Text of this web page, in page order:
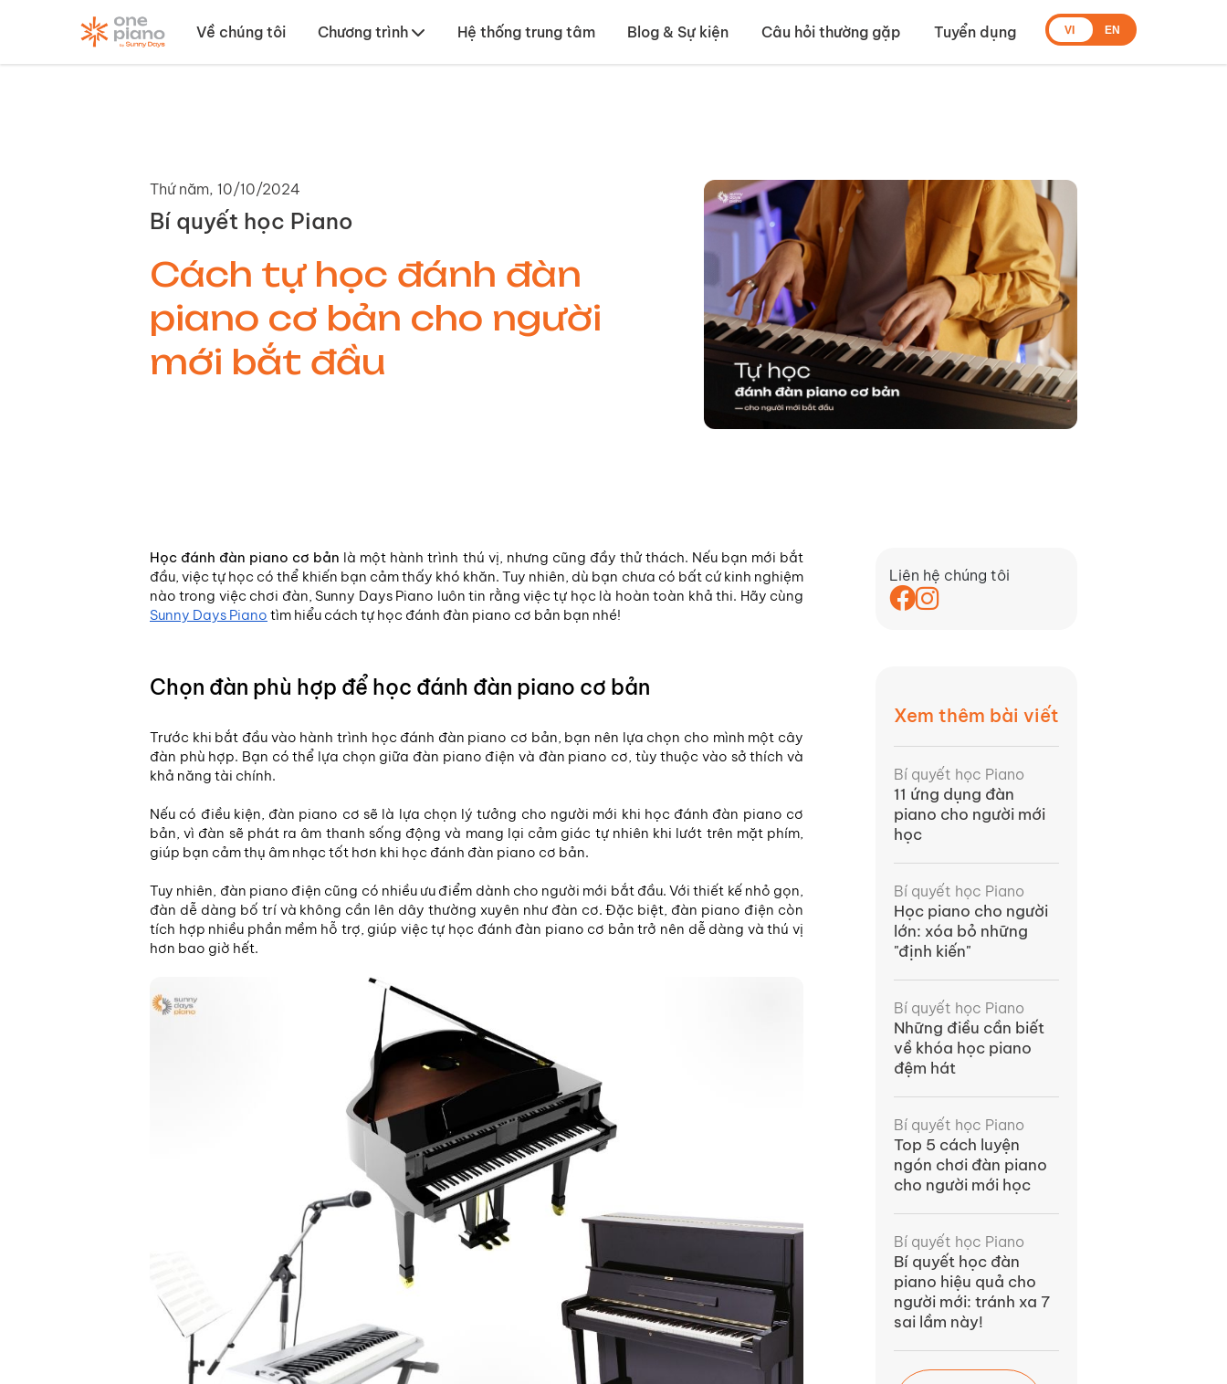
Về chúng tôi Chương trình Hệ thống trung tâm Blog & Sự kiện Câu hỏi thường gặp Tuyển dụng VI EN
Thứ năm, 10/10/2024
Bí quyết học Piano
Cách tự học đánh đàn
piano cơ bản cho người
mới bắt đầu
Học đánh đàn piano cơ bản là một hành trình thú vị, nhưng cũng đầy thử thách. Nếu bạn mới bắt
đầu, việc tự học có thể khiến bạn cảm thấy khó khăn. Tuy nhiên, dù bạn chưa có bất cứ kinh nghiệm
nào trong việc chơi đàn, Sunny Days Piano luôn tin rằng việc tự học là hoàn toàn khả thi. Hãy cùng
Sunny Days Piano tìm hiểu cách tự học đánh đàn piano cơ bản bạn nhé!
Chọn đàn phù hợp để học đánh đàn piano cơ bản
Trước khi bắt đầu vào hành trình học đánh đàn piano cơ bản, bạn nên lựa chọn cho mình một cây
đàn phù hợp. Bạn có thể lựa chọn giữa đàn piano điện và đàn piano cơ, tùy thuộc vào sở thích và
khả năng tài chính.
Nếu có điều kiện, đàn piano cơ sẽ là lựa chọn lý tưởng cho người mới khi học đánh đàn piano cơ
bản, vì đàn sẽ phát ra âm thanh sống động và mang lại cảm giác tự nhiên khi lướt trên mặt phím,
giúp bạn cảm thụ âm nhạc tốt hơn khi học đánh đàn piano cơ bản.
Tuy nhiên, đàn piano điện cũng có nhiều ưu điểm dành cho người mới bắt đầu. Với thiết kế nhỏ gọn,
đàn dễ dàng bố trí và không cần lên dây thường xuyên như đàn cơ. Đặc biệt, đàn piano điện còn
tích hợp nhiều phần mềm hỗ trợ, giúp việc tự học đánh đàn piano cơ bản trở nên dễ dàng và thú vị
hơn bao giờ hết.
Liên hệ chúng tôi
Xem thêm bài viết
Bí quyết học Piano
11 ứng dụng đàn
piano cho người mới
học
Bí quyết học Piano
Học piano cho người
lớn: xóa bỏ những
"định kiến"
Bí quyết học Piano
Những điều cần biết
về khóa học piano
đệm hát
Bí quyết học Piano
Top 5 cách luyện
ngón chơi đàn piano
cho người mới học
Bí quyết học Piano
Bí quyết học đàn
piano hiệu quả cho
người mới: tránh xa 7
sai lầm này!